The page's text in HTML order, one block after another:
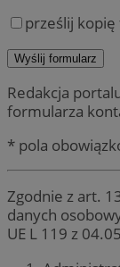
prześlij
Redakcja
formularza
* pola
Zgodnie z art.
danych
UE L 119 z